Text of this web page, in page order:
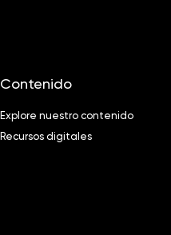
Contenido
Explore nuestro contenido
Recursos digitales